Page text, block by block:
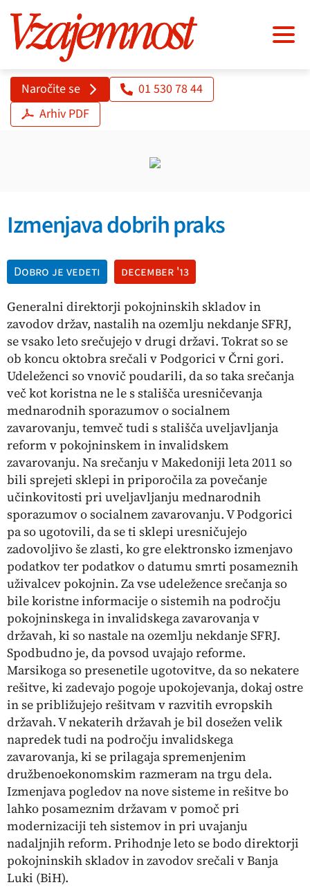
Naročite se
01 530 78 44
Arhiv PDF
Izmenjava dobrih praks
Dobro je vedeti
december '13
Generalni direktorji pokojninskih skladov in
zavodov držav, nastalih na ozemlju nekdanje SFRJ,
se vsako leto srečujejo v drugi državi. Tokrat so se
ob koncu oktobra srečali v Podgorici v Črni gori.
Udeleženci so vnovič poudarili, da so taka srečanja
več kot koristna ne le s stališča uresničevanja
mednarodnih sporazumov o socialnem
zavarovanju, temveč tudi s stališča uveljavljanja
reform v pokojninskem in invalidskem
zavarovanju. Na srečanju v Makedoniji leta 2011 so
bili sprejeti sklepi in priporočila za povečanje
učinkovitosti pri uveljavljanju mednarodnih
sporazumov o socialnem zavarovanju. V Podgorici
pa so ugotovili, da se ti sklepi uresničujejo
zadovoljivo še zlasti, ko gre elektronsko izmenjavo
podatkov ter podatkov o datumu smrti posameznih
uživalcev pokojnin. Za vse udeležence srečanja so
bile koristne informacije o sistemih na področju
pokojninskega in invalidskega zavarovanja v
državah, ki so nastale na ozemlju nekdanje SFRJ.
Spodbudno je, da povsod uvajajo reforme.
Marsikoga so presenetile ugotovitve, da so nekatere
rešitve, ki zadevajo pogoje upokojevanja, dokaj ostre
in se približujejo rešitvam v razvitih evropskih
državah. V nekaterih državah je bil dosežen velik
napredek tudi na področju invalidskega
zavarovanja, ki se prilagaja spremenjenim
družbenoekonomskim razmeram na trgu dela.
Izmenjava pogledov na nove sisteme in rešitve bo
lahko posameznim državam v pomoč pri
modernizaciji teh sistemov in pri uvajanju
nadaljnjih reform. Prihodnje leto se bodo direktorji
pokojninskih skladov in zavodov srečali v Banja
Luki (BiH).